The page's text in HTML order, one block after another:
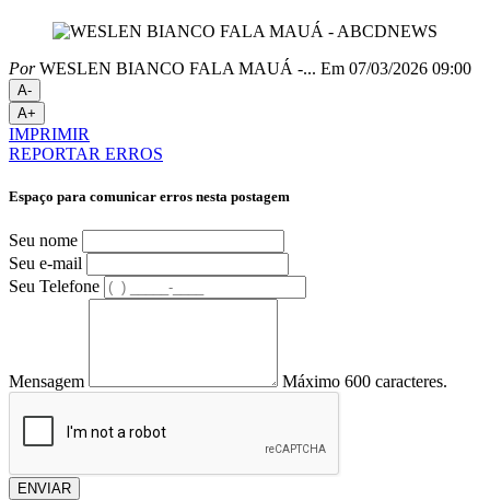
PorWESLEN BIANCO FALA MAUÁ -... Em 07/03/2026 09:00
A-
A+
IMPRIMIR
REPORTAR ERROS
Espaço para comunicar erros nesta postagem
Seu nome
Seu e-mail
Seu Telefone
Mensagem Máximo 600 caracteres.
ENVIAR